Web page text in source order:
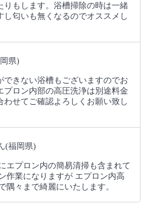
りもします。浴槽掃除の時は一緒
し匂いも無くなるのでオススメし
県)
できない浴槽もございますのでお
プロン内部の高圧洗浄は別途料金
わせてご確認よろしくお願い致し
(福岡県)
エプロン内の簡易清掃も含まれて
作業になりますが エプロン内高
隅々まで綺麗にいたします。